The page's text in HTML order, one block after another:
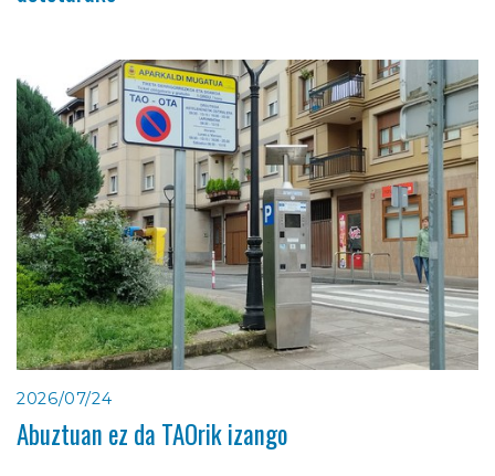
2026/07/24
Abuztuan ez da TAOrik izango